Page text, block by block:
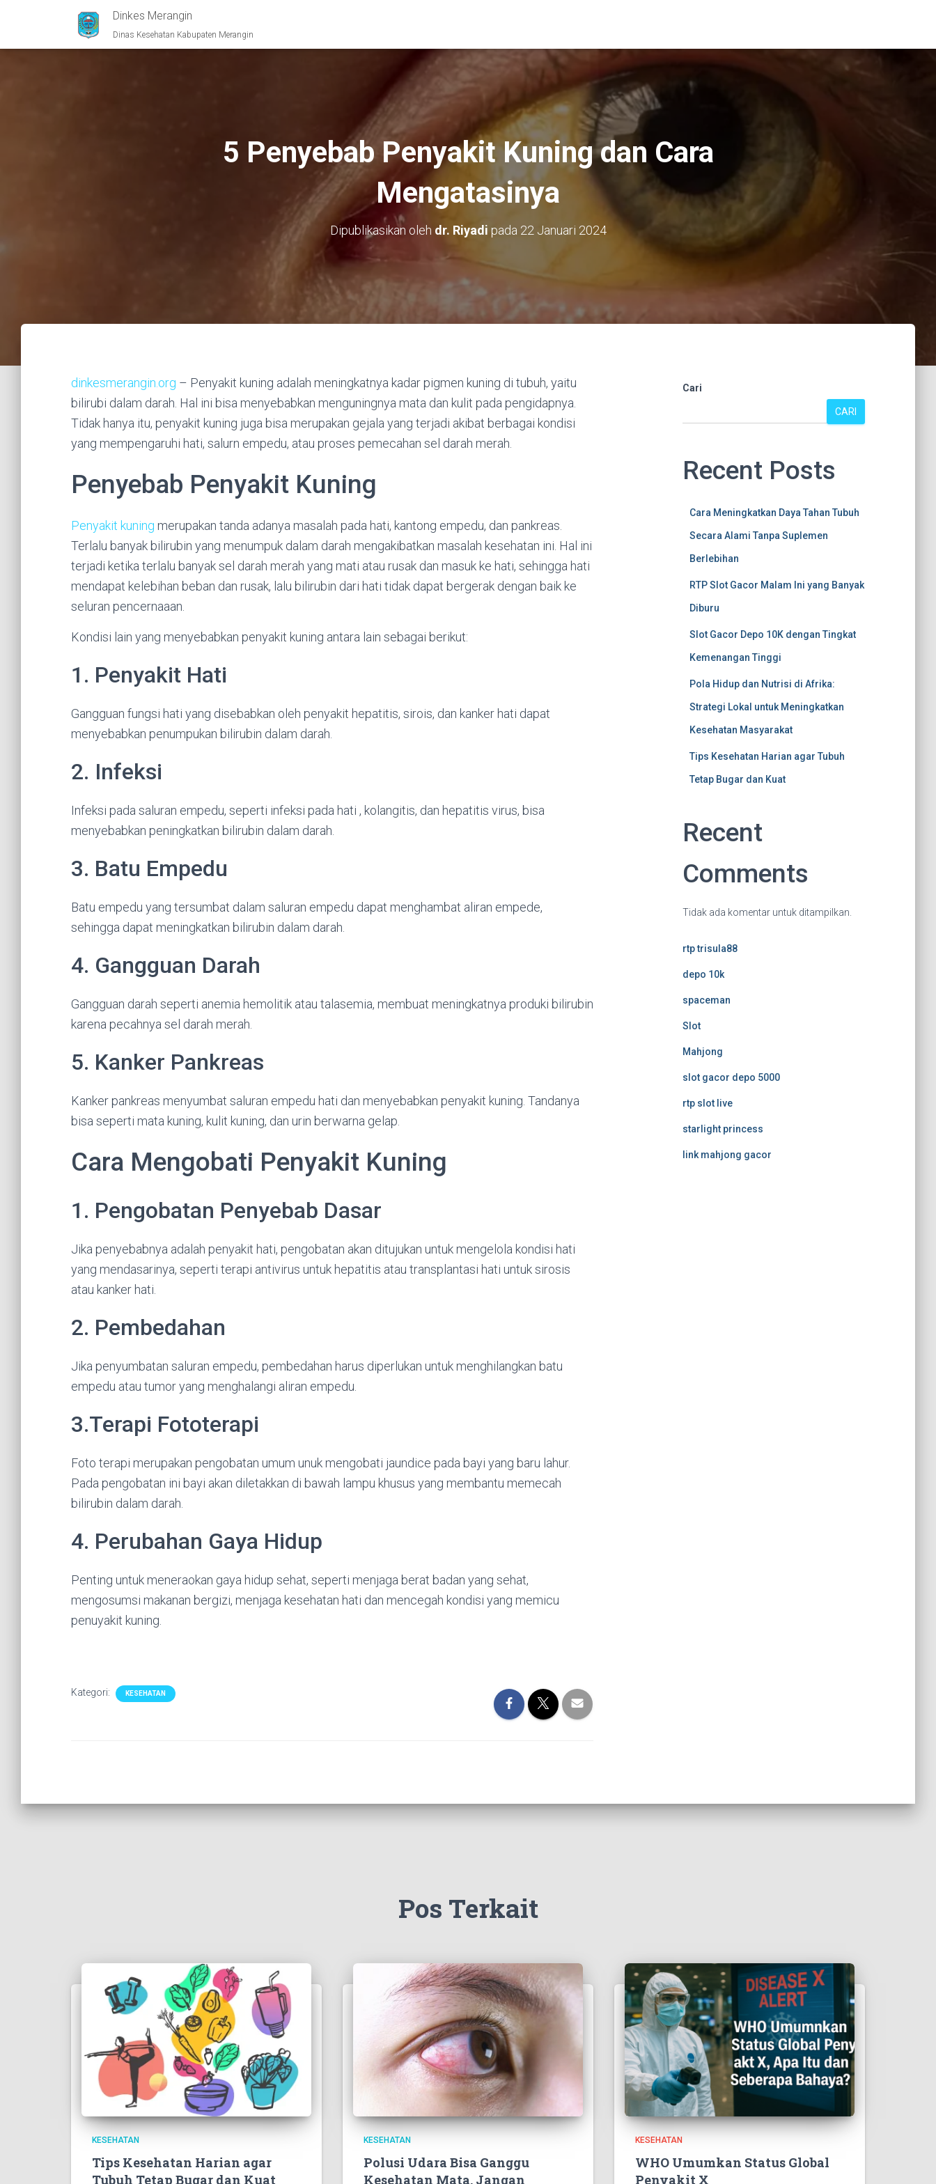
Dinkes Merangin
Dinas Kesehatan Kabupaten Merangin
5 Penyebab Penyakit Kuning dan Cara
Mengatasinya
Dipublikasikan oleh dr. Riyadi pada 22 Januari 2024
dinkesmerangin.org – Penyakit kuning adalah meningkatnya kadar pigmen kuning di tubuh, yaitu
bilirubi dalam darah. Hal ini bisa menyebabkan menguningnya mata dan kulit pada pengidapnya.
Tidak hanya itu, penyakit kuning juga bisa merupakan gejala yang terjadi akibat berbagai kondisi
yang mempengaruhi hati, salurn empedu, atau proses pemecahan sel darah merah.
Penyebab Penyakit Kuning
Penyakit kuning merupakan tanda adanya masalah pada hati, kantong empedu, dan pankreas.
Terlalu banyak bilirubin yang menumpuk dalam darah mengakibatkan masalah kesehatan ini. Hal ini
terjadi ketika terlalu banyak sel darah merah yang mati atau rusak dan masuk ke hati, sehingga hati
mendapat kelebihan beban dan rusak, lalu bilirubin dari hati tidak dapat bergerak dengan baik ke
seluran pencernaaan.
Kondisi lain yang menyebabkan penyakit kuning antara lain sebagai berikut:
1. Penyakit Hati
Gangguan fungsi hati yang disebabkan oleh penyakit hepatitis, sirois, dan kanker hati dapat
menyebabkan penumpukan bilirubin dalam darah.
2. Infeksi
Infeksi pada saluran empedu, seperti infeksi pada hati , kolangitis, dan hepatitis virus, bisa
menyebabkan peningkatkan bilirubin dalam darah.
3. Batu Empedu
Batu empedu yang tersumbat dalam saluran empedu dapat menghambat aliran empede,
sehingga dapat meningkatkan bilirubin dalam darah.
4. Gangguan Darah
Gangguan darah seperti anemia hemolitik atau talasemia, membuat meningkatnya produki bilirubin
karena pecahnya sel darah merah.
5. Kanker Pankreas
Kanker pankreas menyumbat saluran empedu hati dan menyebabkan penyakit kuning. Tandanya
bisa seperti mata kuning, kulit kuning, dan urin berwarna gelap.
Cara Mengobati Penyakit Kuning
1. Pengobatan Penyebab Dasar
Jika penyebabnya adalah penyakit hati, pengobatan akan ditujukan untuk mengelola kondisi hati
yang mendasarinya, seperti terapi antivirus untuk hepatitis atau transplantasi hati untuk sirosis
atau kanker hati.
2. Pembedahan
Jika penyumbatan saluran empedu, pembedahan harus diperlukan untuk menghilangkan batu
empedu atau tumor yang menghalangi aliran empedu.
3.Terapi Fototerapi
Foto terapi merupakan pengobatan umum unuk mengobati jaundice pada bayi yang baru lahur.
Pada pengobatan ini bayi akan diletakkan di bawah lampu khusus yang membantu memecah
bilirubin dalam darah.
4. Perubahan Gaya Hidup
Penting untuk meneraokan gaya hidup sehat, seperti menjaga berat badan yang sehat,
mengosumsi makanan bergizi, menjaga kesehatan hati dan mencegah kondisi yang memicu
penuyakit kuning.
Kategori: KESEHATAN
Cari
CARI
Recent Posts
Cara Meningkatkan Daya Tahan Tubuh
Secara Alami Tanpa Suplemen
Berlebihan
RTP Slot Gacor Malam Ini yang Banyak
Diburu
Slot Gacor Depo 10K dengan Tingkat
Kemenangan Tinggi
Pola Hidup dan Nutrisi di Afrika:
Strategi Lokal untuk Meningkatkan
Kesehatan Masyarakat
Tips Kesehatan Harian agar Tubuh
Tetap Bugar dan Kuat
Recent
Comments
Tidak ada komentar untuk ditampilkan.
rtp trisula88
depo 10k
spaceman
Slot
Mahjong
slot gacor depo 5000
rtp slot live
starlight princess
link mahjong gacor
Pos Terkait
KESEHATAN
Tips Kesehatan Harian agar
Tubuh Tetap Bugar dan Kuat
KESEHATAN
Polusi Udara Bisa Ganggu
Kesehatan Mata, Jangan
KESEHATAN
WHO Umumkan Status Global
Penyakit X